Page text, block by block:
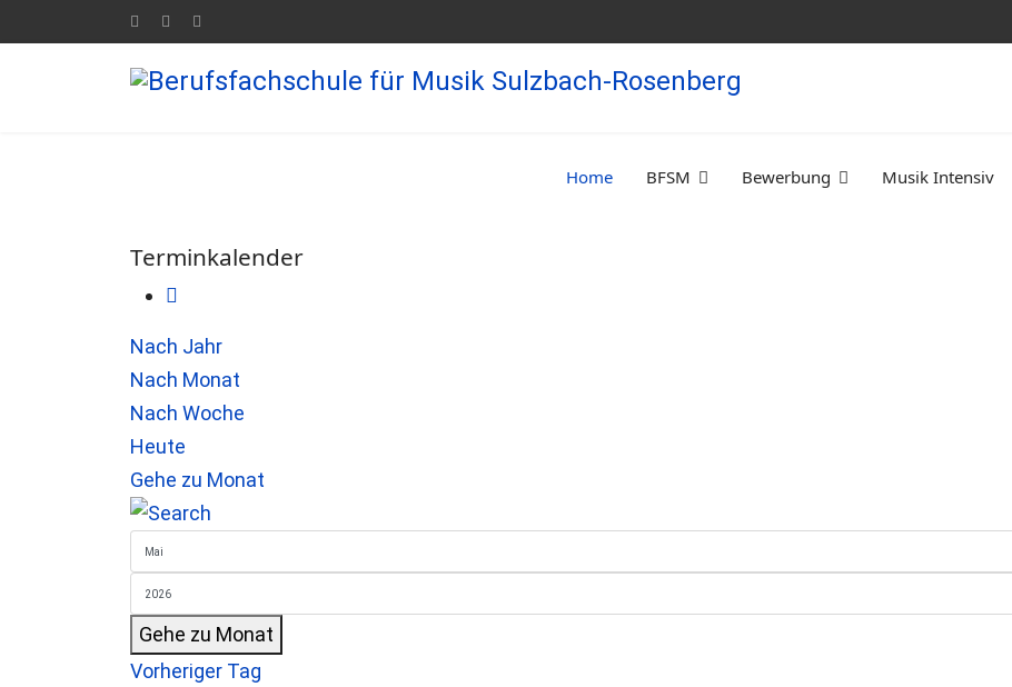
Home BFSM Bewerbung Musik Intensiv
Terminkalender
Nach Jahr
Nach Monat
Nach Woche
Heute
Gehe zu Monat
Gehe zu Monat
Vorheriger Tag